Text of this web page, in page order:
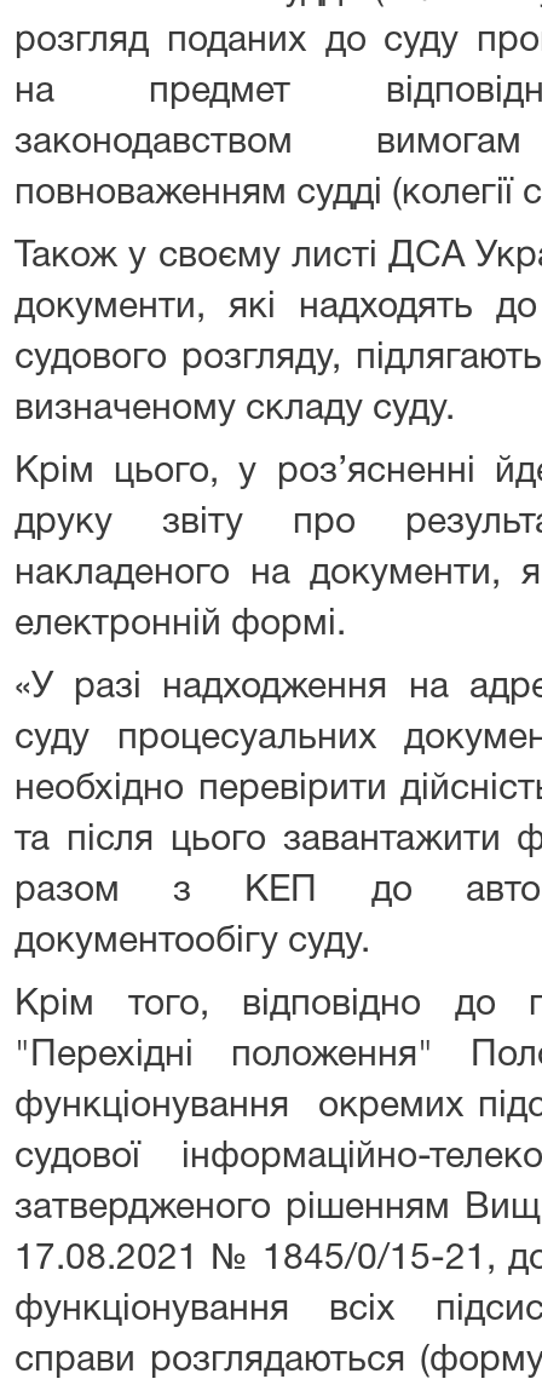
розгляд поданих до суду
на предмет
законодавством
повноваженням судді (колегії
Також у своєму листі ДСА
документи, які надходять
судового розгляду,
визначеному складу суду.
Крім цього, у роз’ясненні
друку звіту про
накладеного на документи,
електронній формі.
«У разі надходження на
суду процесуальних
необхідно перевірити
та після цього завантажити
разом з КЕП до
документообігу суду.
Крім того, відповідно до
"Перехідні положення"
функціонування окремих
судової інформаційно-
затвердженого рішенням
17.08.2021 № 1845/0/15-21,
функціонування всіх
справи розглядаються